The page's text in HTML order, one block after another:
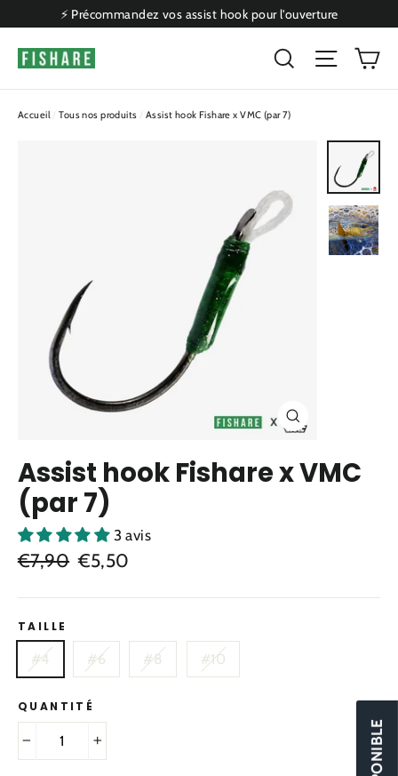
contenu
⚡ Précommandez vos assist hook pour l'ouverture
Rechercher
Accueil / Tous nos produits / Assist hook Fishare x VMC (par 7)
Fermer
Assist hook Fishare x VMC
(par 7)
3 avis
Prix
€7,90 Prix
€5,50
TAILLE
#4 #6 #8 #10
QUANTITÉ